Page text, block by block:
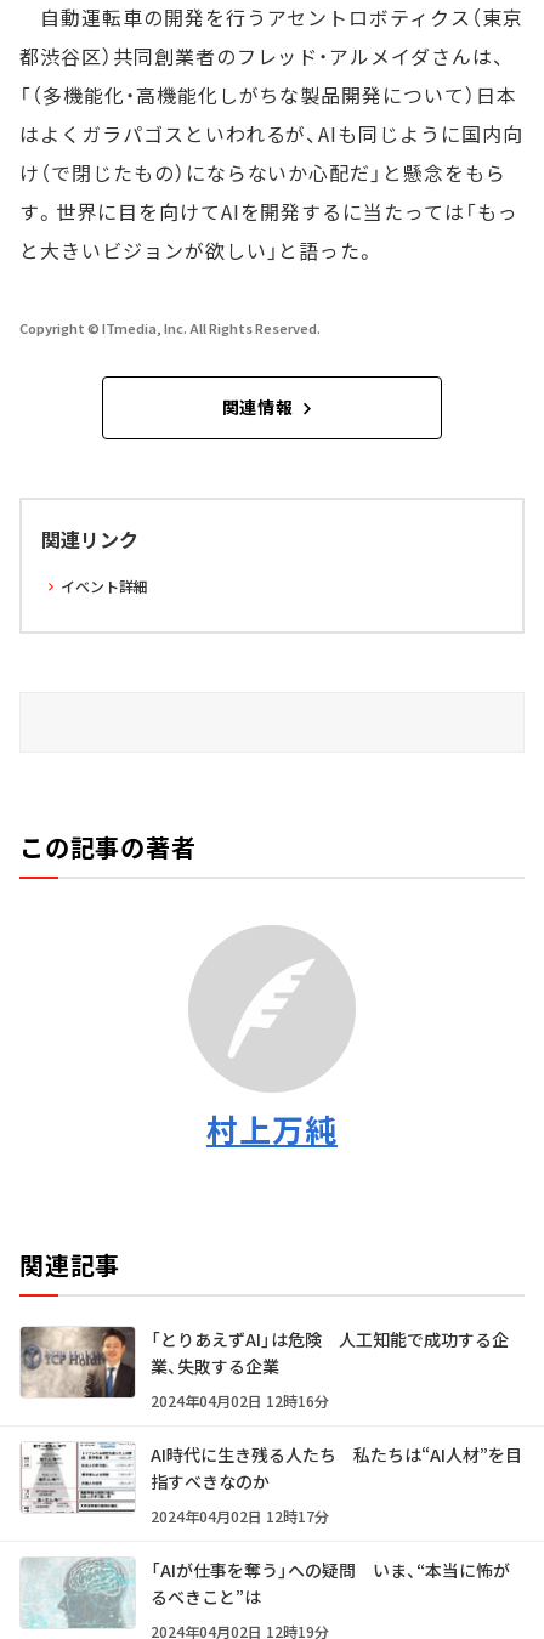
自動運転車の開発を行うアセントロボティクス（東京
都渋谷区）共同創業者のフレッド・アルメイダさんは、
「（多機能化・高機能化しがちな製品開発について）日本
はよくガラパゴスといわれるが、AIも同じように国内向
け（で閉じたもの）にならないか心配だ」と懸念をもら
す。世界に目を向けてAIを開発するに当たっては「もっ
と大きいビジョンが欲しい」と語った。
Copyright © ITmedia, Inc. All Rights Reserved.
関連情報
関連リンク
イベント詳細
この記事の著者
村上万純
関連記事
「とりあえずAI」は危険 人工知能で成功する企
業、失敗する企業
2024年04月02日 12時16分
AI時代に生き残る人たち 私たちは“AI人材”を目
指すべきなのか
2024年04月02日 12時17分
「AIが仕事を奪う」への疑問 いま、“本当に怖が
るべきこと”は
2024年04月02日 12時19分